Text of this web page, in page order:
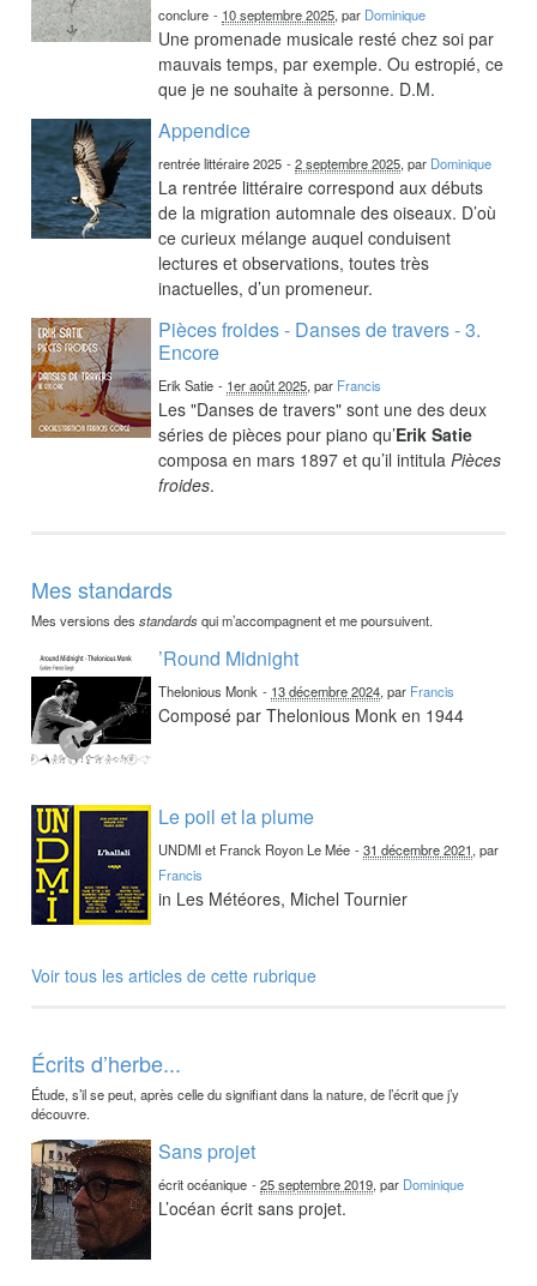
conclure - 10 septembre 2025, par Dominique
Une promenade musicale resté chez soi par
mauvais temps, par exemple. Ou estropié, ce
que je ne souhaite à personne. D.M.
Appendice
rentrée littéraire 2025 -2 septembre 2025, par Dominique
La rentrée littéraire correspond aux débuts
de la migration automnale des oiseaux. D’où
ce curieux mélange auquel conduisent
lectures et observations, toutes très
inactuelles, d’un promeneur.
Pièces froides - Danses de travers - 3.
Encore
Erik Satie - 1er août 2025, par Francis
Les "Danses de travers" sont une des deux
séries de pièces pour piano qu’Erik Satie
composa en mars 1897 et qu’il intitulaPièces
froides.
Mes standards
Mes versions desstandardsqui m’accompagnent et me poursuivent.
’Round Midnight
Thelonious Monk - 13 décembre 2024, par Francis
Composé par Thelonious Monk en 1944
Le poil et la plume
UNDMI et Franck Royon Le Mée -31 décembre 2021, par
Francis
in Les Météores, Michel Tournier
Voir tous les articles de cette rubrique
Écrits d’herbe...
Étude, s’il se peut, après celle du signifiant dans la nature, de l’écrit que j’y
découvre.
Sans projet
écrit océanique -25 septembre 2019, par Dominique
L’océan écrit sans projet.